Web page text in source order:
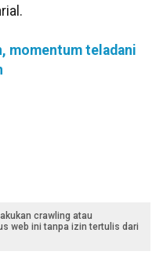
momentum teladani
crawling atau
web ini tanpa izin tertulis dari